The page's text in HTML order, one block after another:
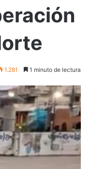
1.281 1 minuto de lectura